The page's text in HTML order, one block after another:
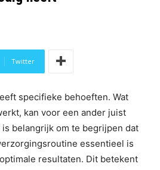
Twitter
specifieke behoeften. Wat
kan voor een ander juist
belangrijk om te begrijpen dat
essentieel is
resultaten. Dit betekent